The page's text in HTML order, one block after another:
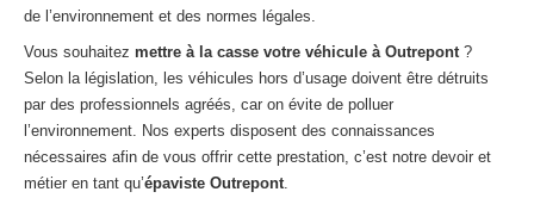
Tousles secteurs
CENTREVHU AGRÉE
Centreagréé VHU Paris 75 : casse auto avec destruction
Centre
agréé VHU 77 : casse auto avec destruction
de l’environnement et des normes légales.
Vous souhaitez mettre à la casse votre véhicule à Outrepont?
Selon la législation, les véhicules hors d’usage doivent être détruits
par des professionnels agréés, car on évite de polluer
l’environnement. Nos experts disposent des connaissances
nécessaires afin de vous offrir cette prestation, c’est notre devoir et
métier en tant qu’épaviste Outrepont.